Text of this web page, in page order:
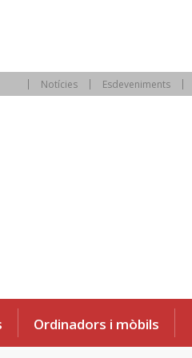
Notícies Esdeveniments
Ordinadors i mòbils